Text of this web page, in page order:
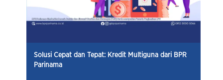
Solusi Cepat dan Tepat: Kredit Multiguna dari BPR
Parinama